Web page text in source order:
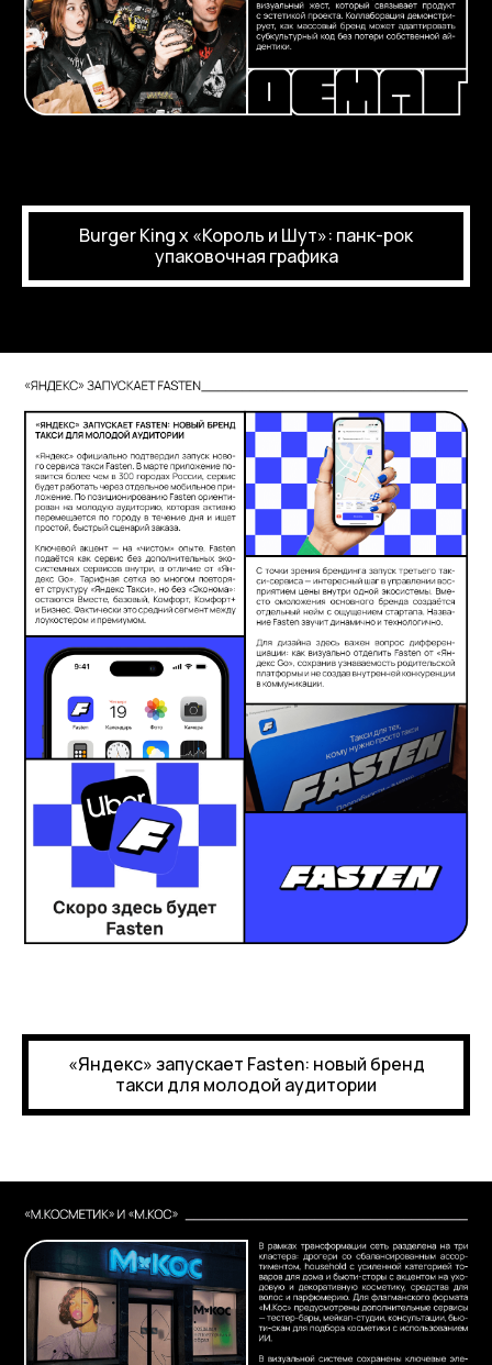
Burger King x «Король и Шут»: панк-рок
упаковочная графика
«Яндекс» запускает Fasten: новый бренд
такси для молодой аудитории